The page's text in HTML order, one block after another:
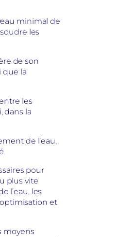
minimal de
les
de son
que la
les
dans la
de l’eau,
pour
plus vite
l’eau, les
et
moyens